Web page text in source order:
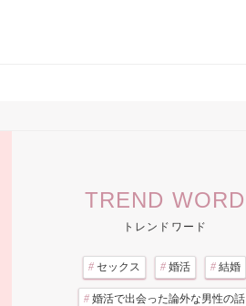
TREND WORD
トレンドワード
# セックス # 婚活 # 結婚
# 婚活で出会った論外な男性の話